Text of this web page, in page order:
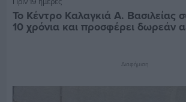
Το Κέντρο Καλαγκιά Α. Βασιλείας
10 χρόνια και προσφέρει δωρεάν
Διαφήμιση